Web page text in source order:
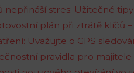
nepřináší stres: Užitečné
plán při⁣ ztrátě klíčů –
Uvažujte o GPS
pravidla ⁣pro